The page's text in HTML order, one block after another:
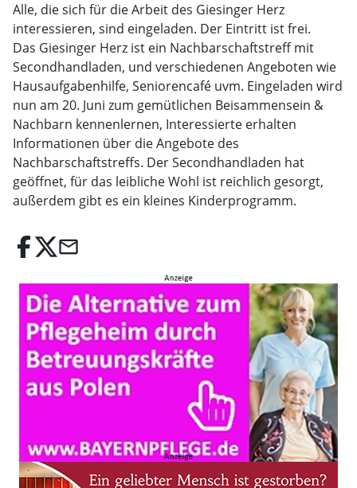
Alle, die sich für die Arbeit des Giesinger Herz
interessieren, sind eingeladen. Der Eintritt ist frei.
Das Giesinger Herz ist ein Nachbarschaftstreff mit
Secondhandladen, und verschiedenen Angeboten wie
Hausaufgabenhilfe, Seniorencafé uvm. Eingeladen wird
nun am 20. Juni zum gemütlichen Beisammensein &
Nachbarn kennenlernen, Interessierte erhalten
Informationen über die Angebote des
Nachbarschaftstreffs. Der Secondhandladen hat
geöffnet, für das leibliche Wohl ist reichlich gesorgt,
außerdem gibt es ein kleines Kinderprogramm.
email